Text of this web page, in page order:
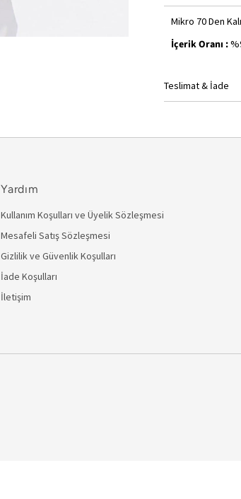
Mikro 70 Den
İçerik Oranı :
Teslimat & İade
Yardım
Kullanım Koşulları ve Üyelik Sözleşmesi
Mesafeli Satış Sözleşmesi
Gizlilik ve Güvenlik Koşulları
İade Koşulları
İletişim